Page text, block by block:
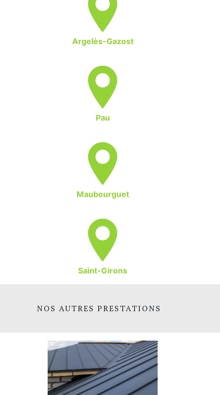
Argelès-Gazost
Pau
Maubourguet
Saint-Girons
NOS AUTRES PRESTATIONS